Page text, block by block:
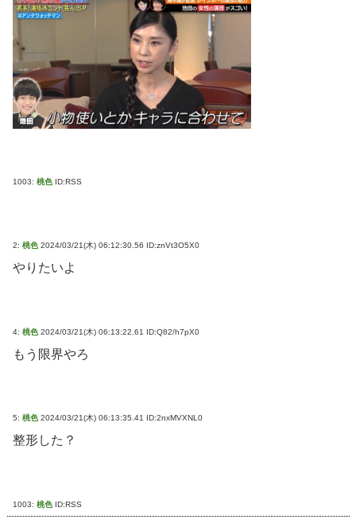
1003: 桃色 ID:RSS
2: 桃色 2024/03/21(木) 06:12:30.56 ID:znVt3O5X0
やりたいよ
4: 桃色 2024/03/21(木) 06:13:22.61 ID:Q82/h7pX0
もう限界やろ
5: 桃色 2024/03/21(木) 06:13:35.41 ID:2nxMVXNL0
整形した？
1003: 桃色 ID:RSS